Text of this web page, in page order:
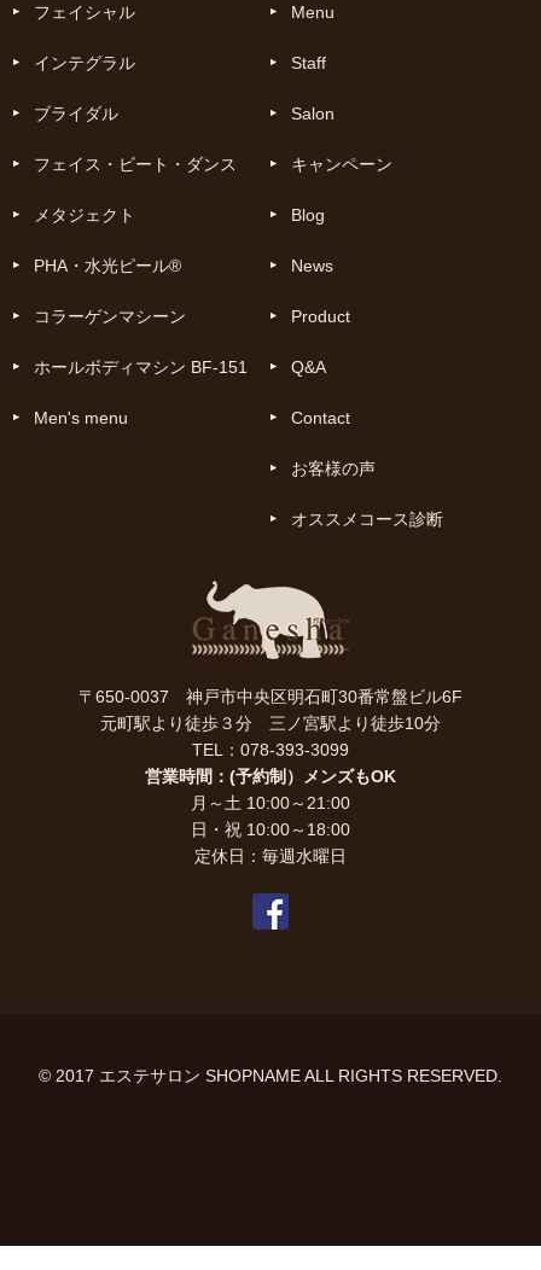
フェイシャル
インテグラル
ブライダル
フェイス・ビート・ダンス
メタジェクト
PHA・水光ピール®
コラーゲンマシーン
ホールボディマシン BF-151
Men's menu
Menu
Staff
Salon
キャンペーン
Blog
News
Product
Q&A
Contact
お客様の声
オススメコース診断
〒650-0037 神戸市中央区明石町30番常盤ビル6F
元町駅より徒歩３分 三ノ宮駅より徒歩10分
TEL：078-393-3099
営業時間：(予約制）メンズもOK
月～土 10:00～21:00
日・祝 10:00～18:00
定休日：毎週水曜日
© 2017 エステサロン SHOPNAME ALL RIGHTS RESERVED.